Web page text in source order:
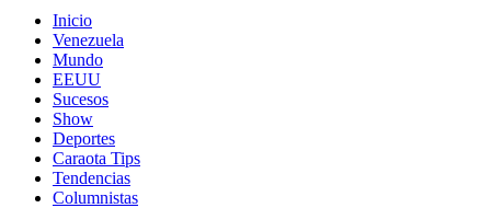
Inicio
Venezuela
Mundo
EEUU
Sucesos
Show
Deportes
Caraota Tips
Tendencias
Columnistas